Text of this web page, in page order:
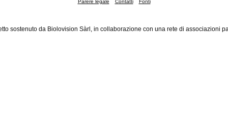
Parere legale Contatti Fonti
sostenuto da Biolovision Sàrl, in collaborazione con una rete di associazioni